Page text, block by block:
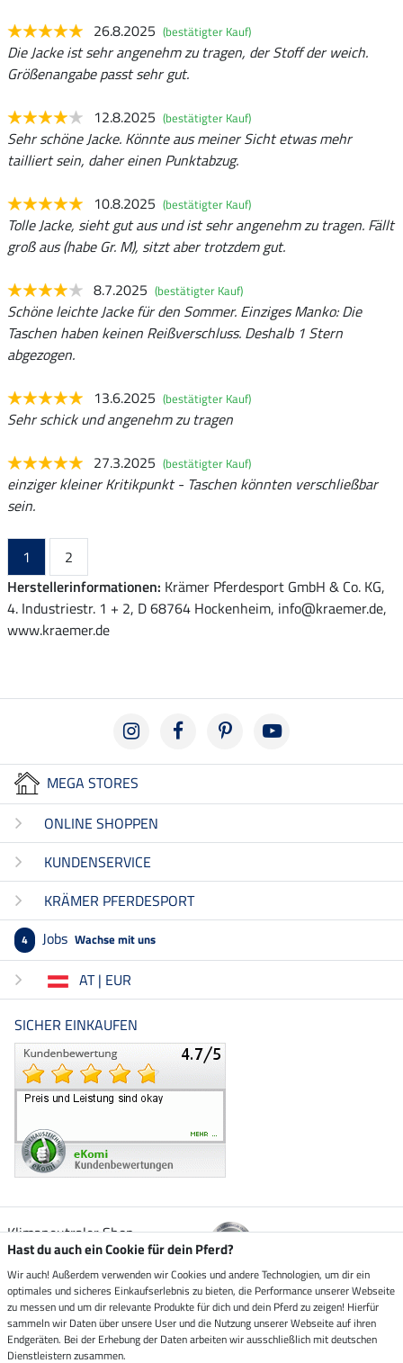
26.8.2025 (bestätigter Kauf)
Die Jacke ist sehr angenehm zu tragen, der Stoff der weich.
Größenangabe passt sehr gut.
12.8.2025 (bestätigter Kauf)
Sehr schöne Jacke. Könnte aus meiner Sicht etwas mehr
tailliert sein, daher einen Punktabzug.
10.8.2025 (bestätigter Kauf)
Tolle Jacke, sieht gut aus und ist sehr angenehm zu tragen. Fällt
groß aus (habe Gr. M), sitzt aber trotzdem gut.
8.7.2025 (bestätigter Kauf)
Schöne leichte Jacke für den Sommer. Einziges Manko: Die
Taschen haben keinen Reißverschluss. Deshalb 1 Stern
abgezogen.
13.6.2025 (bestätigter Kauf)
Sehr schick und angenehm zu tragen
27.3.2025 (bestätigter Kauf)
einziger kleiner Kritikpunkt - Taschen könnten verschließbar
sein.
1
2
Herstellerinformationen: Krämer Pferdesport GmbH & Co. KG,
4. Industriestr. 1 + 2, D 68764 Hockenheim, info@kraemer.de,
www.kraemer.de
MEGA STORES
ONLINE SHOPPEN
KUNDENSERVICE
KRÄMER PFERDESPORT
4 Jobs Wachse mit uns
AT | EUR
SICHER EINKAUFEN
Klimaneutraler Shop
Zustellung durch
Sicher bezahlen mit
Hast du auch ein Cookie für dein Pferd?
Wir auch! Außerdem verwenden wir Cookies und andere Technologien, um dir ein
optimales und sicheres Einkaufserlebnis zu bieten, die Performance unserer Webseite
zu messen und um dir relevante Produkte für dich und dein Pferd zu zeigen! Hierfür
sammeln wir Daten über unsere User und die Nutzung unserer Webseite auf ihren
Endgeräten. Bei der Erhebung der Daten arbeiten wir ausschließlich mit deutschen
Dienstleistern zusammen.